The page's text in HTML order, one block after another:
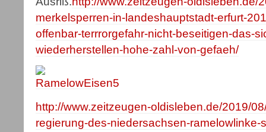
merkelsperren-in-landeshauptstadt-erfurt-
offenbar-terrrorgefahr-nicht-beseitigen-das-
wiederherstellen-hohe-zahl-von-gefaeh/
http://www.zeitzeugen-oldisleben.de/2019/
regierung-des-niedersachsen-ramelowlinke-